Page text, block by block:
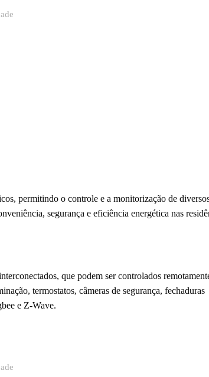
permitindo o controle e a monitorização de
segurança e eficiência energética nas
que podem ser controlados
termostatos, câmeras de segurança, fechaduras
e Z-Wave.